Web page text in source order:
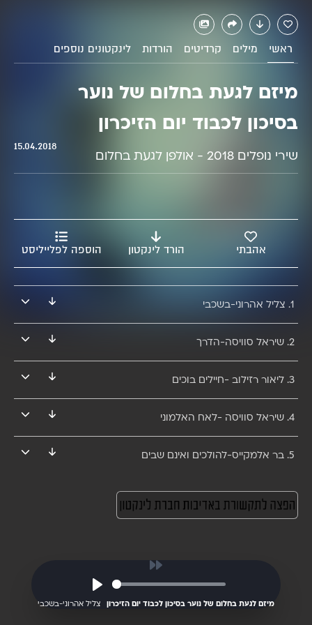
מיזם לגעת
בחלום של
נוער בסיכון
לכבוד יום
הזיכרון
אולפן לגעת בחלום
ראשי מילים קרדיטים הורדות לינקטונים נוספים
מיזם לגעת בחלום של נוער
בסיכון לכבוד יום הזיכרון
שירי נופלים 2018 - אולפן לגעת בחלום
15.04.2018
אהבתי הורד לינקטון הוספה לפלייליסט
1. צליל אהרוני-בשכבי
2. שיראל סוויסה-הדרך
3. ליאור רזילוב -חיילים בוכים
4. שיראל סוויסה -לאח האלמוני
5. בר אלמקייס-להולכים ואינם שבים
מיזם לגעת בחלום של נוער בסיכון לכבוד יום הזיכרון צליל אהרוני-בשכביPlay